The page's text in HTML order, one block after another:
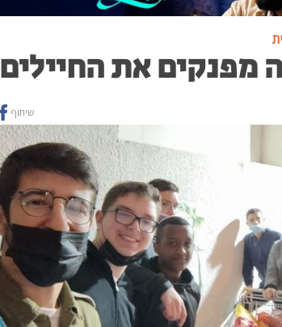
מפנקים את החיילים
שיתוף